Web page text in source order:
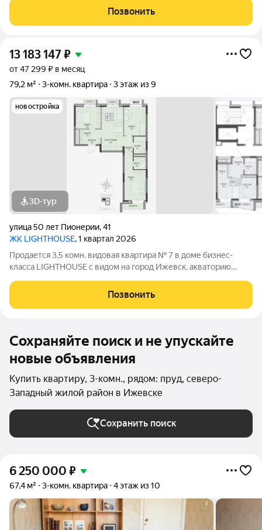
зеленомрайоне окна выходят на две стороны света с
красивым видом на город огромная
Позвонить
13 183 147₽
от 47 299 ₽ в месяц
79,2 м²
3-комн. квартира 3 этаж из 9
новостройка
3D-тур
улица 50 лет Пионерии,41
ЖК LIGHTHOUSE, 1 квартал 2026
Продается 3,5 комн. видовая квартира № 7 в доме бизнес-
класса LIGHTHOUSE с видом на город Ижевск, акваторию
теплым подземным паркингом вблизи парка Кирова на ул. 50
лет Пионерии. В шаговой
Позвонить
Сохраняйте поиск и не упускайте
новые объявления
Купить квартиру, 3-комн., рядом: пруд, северо-
Западный жилой район в Ижевске
Сохранить поиск
6 250 000 ₽
67,4 м² 3-комн. квартира 4 этаж из 10